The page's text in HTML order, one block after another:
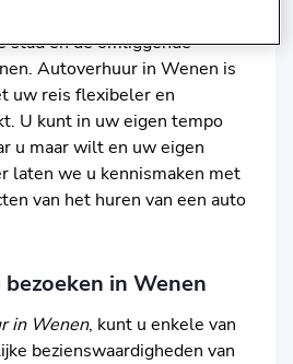
stad en de omliggende
Autoverhuur in Wenen is
uw reis flexibeler en
U kunt in uw eigen tempo
u maar wilt en uw eigen
laten we u kennismaken met
van het huren van een auto
in Wenen
in Wenen, kunt u enkele van
bezienswaardigheden van